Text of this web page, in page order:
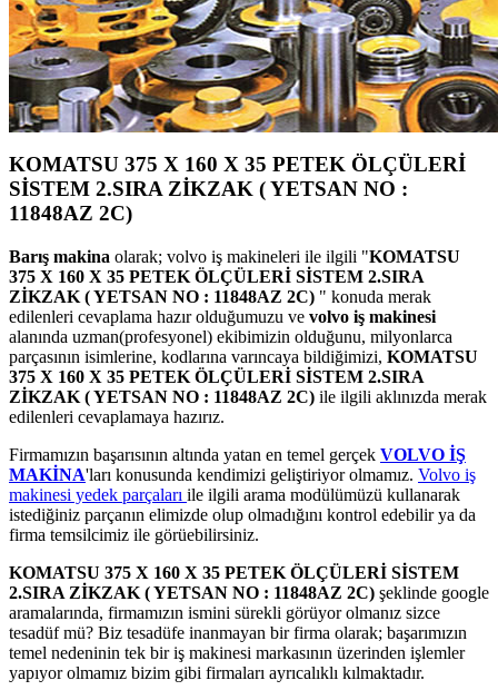
KOMATSU 375 X 160 X 35 PETEK ÖLÇÜLERİ
SİSTEM 2.SIRA ZİKZAK ( YETSAN NO :
11848AZ 2C)
Barış makina olarak; volvo iş makineleri ile ilgili "KOMATSU
375 X 160 X 35 PETEK ÖLÇÜLERİ SİSTEM 2.SIRA
ZİKZAK ( YETSAN NO : 11848AZ 2C) " konuda merak
edilenleri cevaplama hazır olduğumuzu ve volvo iş makinesi
alanında uzman(profesyonel) ekibimizin olduğunu, milyonlarca
parçasının isimlerine, kodlarına varıncaya bildiğimizi, KOMATSU
375 X 160 X 35 PETEK ÖLÇÜLERİ SİSTEM 2.SIRA
ZİKZAK ( YETSAN NO : 11848AZ 2C) ile ilgili aklınızda merak
edilenleri cevaplamaya hazırız.
Firmamızın başarısının altında yatan en temel gerçek VOLVO İŞ
MAKİNA'ları konusunda kendimizi geliştiriyor olmamız. Volvo iş
makinesi yedek parçaları ile ilgili arama modülümüzü kullanarak
istediğiniz parçanın elimizde olup olmadığını kontrol edebilir ya da
firma temsilcimiz ile görüebilirsiniz.
KOMATSU 375 X 160 X 35 PETEK ÖLÇÜLERİ SİSTEM
2.SIRA ZİKZAK ( YETSAN NO : 11848AZ 2C) şeklinde google
aramalarında, firmamızın ismini sürekli görüyor olmanız sizce
tesadüf mü? Biz tesadüfe inanmayan bir firma olarak; başarımızın
temel nedeninin tek bir iş makinesi markasının üzerinden işlemler
yapıyor olmamız bizim gibi firmaları ayrıcalıklı kılmaktadır.